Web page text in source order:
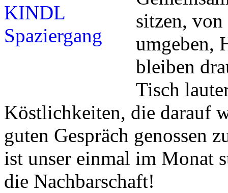
sitzen, von
umgeben,
bleiben
Tisch
Köstlichkeiten, die darauf
guten Gespräch genossen
ist unser einmal im Monat
die Nachbarschaft!